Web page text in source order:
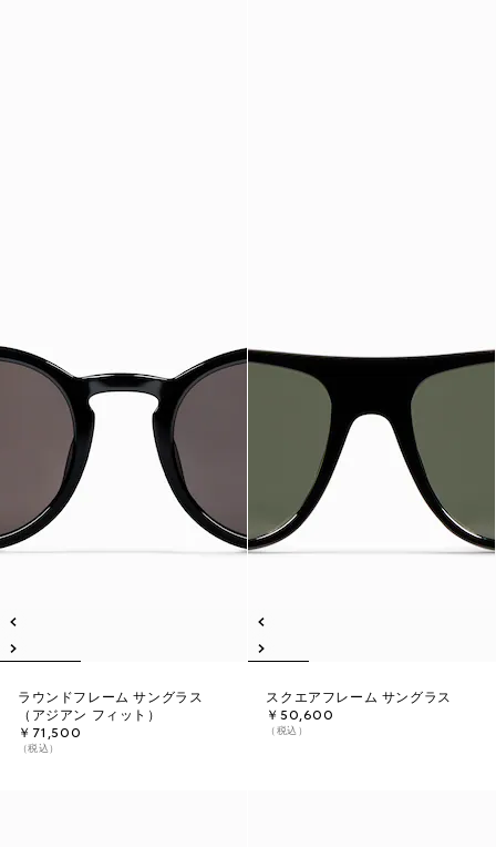
ラウンドフレーム サングラス
（アジアン フィット）
￥71,500
（税込）
スクエアフレーム サングラス
￥50,600
（税込）